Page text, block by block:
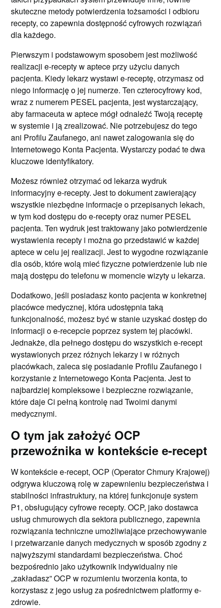
skuteczne metody potwierdzenia tożsamości i odbioru
recepty, co zapewnia dostępność cyfrowych rozwiązań
dla każdego.
Pierwszym i podstawowym sposobem jest możliwość
realizacji e-recepty w aptece przy użyciu danych
pacjenta. Kiedy lekarz wystawi e-receptę, otrzymasz od
niego informację o jej numerze. Ten czterocyfrowy kod,
wraz z numerem PESEL pacjenta, jest wystarczający,
aby farmaceuta w aptece mógł odnaleźć Twoją receptę
w systemie i ją zrealizować. Nie potrzebujesz do tego
ani Profilu Zaufanego, ani nawet zalogowania się do
Internetowego Konta Pacjenta. Wystarczy podać te dwa
kluczowe identyfikatory.
Możesz również otrzymać od lekarza wydruk
informacyjny e-recepty. Jest to dokument zawierający
wszystkie niezbędne informacje o przepisanych lekach,
w tym kod dostępu do e-recepty oraz numer PESEL
pacjenta. Ten wydruk jest traktowany jako potwierdzenie
wystawienia recepty i można go przedstawić w każdej
aptece w celu jej realizacji. Jest to wygodne rozwiązanie
dla osób, które wolą mieć fizyczne potwierdzenie lub nie
mają dostępu do telefonu w momencie wizyty u lekarza.
Dodatkowo, jeśli posiadasz konto pacjenta w konkretnej
placówce medycznej, która udostępnia taką
funkcjonalność, możesz być w stanie uzyskać dostęp do
informacji o e-recepcie poprzez system tej placówki.
Jednakże, dla pełnego dostępu do wszystkich e-recept
wystawionych przez różnych lekarzy i w różnych
placówkach, zaleca się posiadanie Profilu Zaufanego i
korzystanie z Internetowego Konta Pacjenta. Jest to
najbardziej kompleksowe i bezpieczne rozwiązanie,
które daje Ci pełną kontrolę nad Twoimi danymi
medycznymi.
O tym jak założyć OCP
przewoźnika w kontekście e-recept
W kontekście e-recept, OCP (Operator Chmury Krajowej)
odgrywa kluczową rolę w zapewnieniu bezpieczeństwa i
stabilności infrastruktury, na której funkcjonuje system
P1, obsługujący cyfrowe recepty. OCP, jako dostawca
usług chmurowych dla sektora publicznego, zapewnia
rozwiązania techniczne umożliwiające przechowywanie
i przetwarzanie danych medycznych w sposób zgodny z
najwyższymi standardami bezpieczeństwa. Choć
bezpośrednio jako użytkownik indywidualny nie
„zakładasz” OCP w rozumieniu tworzenia konta, to
korzystasz z jego usług za pośrednictwem platformy e-
zdrowie.